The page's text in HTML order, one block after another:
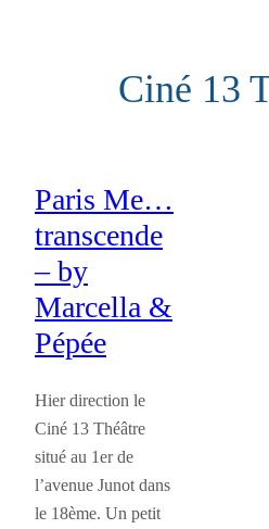
Ciné 13
Paris Me…
transcende
– by
Marcella &
Pépée
Hier direction le
Ciné 13 Théâtre
situé au 1er de
l’avenue Junot dans
le 18ème. Un petit